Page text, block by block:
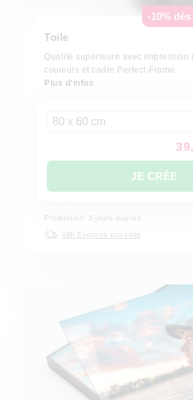
-10%
Toile
Qualité supérieure avec impression
couleurs et cadre Perfect-Frame.
Plus d'infos
80 x 60 cm
JE CRÉE
Production: 3 jours ouvrés
48h Express possible